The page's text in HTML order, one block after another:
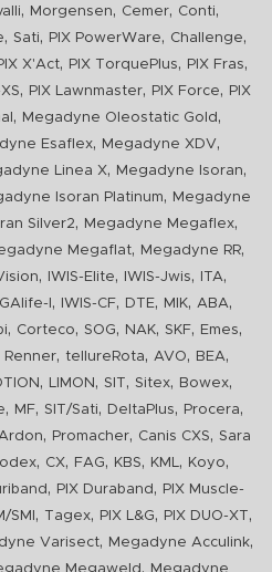
, Morgensen, Cemer, Conti,
, Sati, PIX PowerWare, Challenge,
X'Act, PIX TorquePlus, PIX Fras,
, PIX Lawnmaster, PIX Force,
PIX
, Megadyne Oleostatic Gold ,
Esaflex, Megadyne XDV,
Linea X, Megadyne Isoran,
Isoran Platinum,
Megadyne
Silver2, Megadyne Megaflex,
Megaflat, Megadyne RR,
, IWIS-Elite, IWIS-Jwis, ITA,
I , IWIS-CF, DTE, MIK, ABA,
, Corteco, SOG, NAK, SKF, Emes,
Renner, tellureRota, AVO, BEA,
, LIMON , SIT, Sitex, Bowex,
, MF, SIT/Sati, DeltaPlus, Procera,
, Promacher, Canis CXS, Sara
, CX, FAG, KBS, KML, Koyo,
, PIX Duraband ,
PIX Muscle-
SMI , Tagex, PIX L&G, PIX DUO-XT,
Varisect, Megadyne Acculink,
,